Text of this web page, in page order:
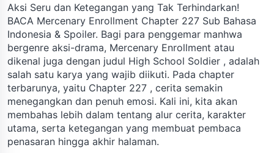
Aksi Seru dan Ketegangan yang Tak Terhindarkan!
BACA Mercenary Enrollment Chapter 227 Sub Bahasa
Indonesia & Spoiler. Bagi para penggemar manhwa
bergenre aksi-drama, Mercenary Enrollment atau
dikenal juga dengan judul High School Soldier , adalah
salah satu karya yang wajib diikuti. Pada chapter
terbarunya, yaitu Chapter 227 , cerita semakin
menegangkan dan penuh emosi. Kali ini, kita akan
membahas lebih dalam tentang alur cerita, karakter
utama, serta ketegangan yang membuat pembaca
penasaran hingga akhir halaman.